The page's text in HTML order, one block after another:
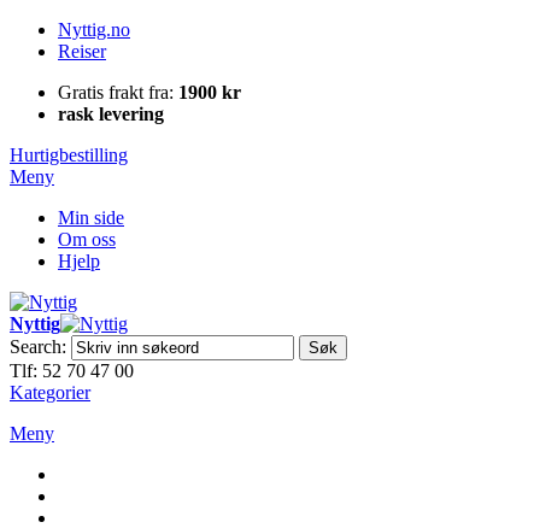
Nyttig.no
Reiser
Gratis frakt fra: 1900 kr
rask levering
Hurtigbestilling
Meny
Min side
Om oss
Hjelp
Nyttig
Search:
Søk
Tlf: 52 70 47 00
Kategorier
Meny